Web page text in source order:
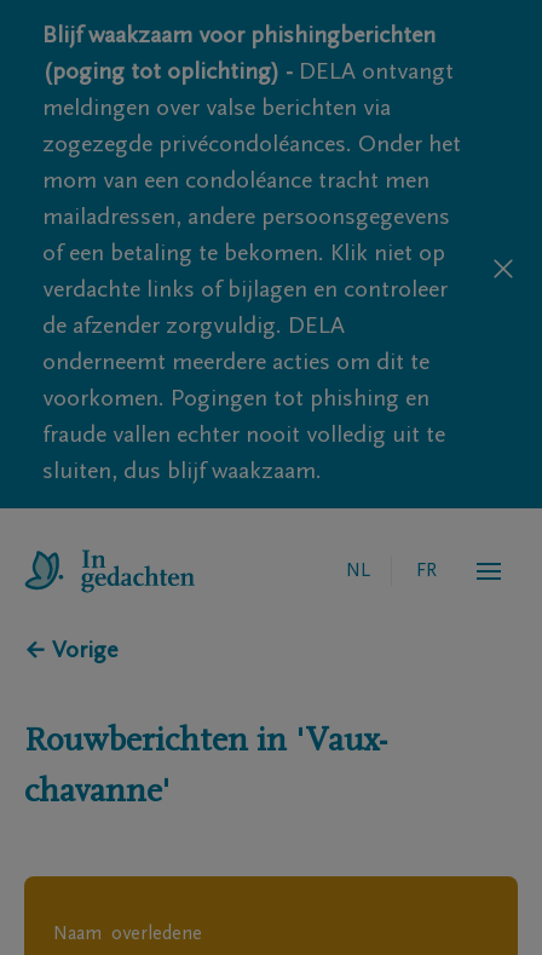
Blijf waakzaam voor phishingberichten
(poging tot oplichting) - DELA ontvangt
meldingen over valse berichten via
zogezegde privécondoléances. Onder het
mom van een condoléance tracht men
mailadressen, andere persoonsgegevens
of een betaling te bekomen. Klik niet op
verdachte links of bijlagen en controleer
de afzender zorgvuldig. DELA
onderneemt meerdere acties om dit te
voorkomen. Pogingen tot phishing en
fraude vallen echter nooit volledig uit te
sluiten, dus blijf waakzaam.
NL FR
← Vorige
Rouwberichten in 'Vaux-
chavanne'